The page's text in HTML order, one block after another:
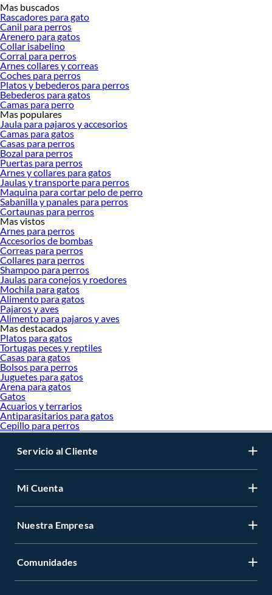
Desde remodelaciones hasta proyectos de decoración, estamos aquí para hacer
tus ideas realidad. ¡Visítanos y encuentra todo lo que tenemos para ofrecerte en
Alimento para perros!
Explora la variedad de productos de Alimento para perros en Sodimac
Herramientas, materiales y accesorios de calidad para tus proyectos y
renovación de espacios. ¡Visítanos y descubre todo lo que tenemos para
ofrecerte!
Encuentra una amplia variedad de productos de Alimento para perros en
Sodimac. Encuentra todo lo necesario para tus proyectos de renovación y
decoración. ¡Visítanos y haz tus ideas realidad!
Mas buscados
Rascadores para gato
Canil para perros
Arenero para gatos
Collar isabelino
Corral para perros
Arnes collares y correas
Coches para perros
Platos y bebederos para perros
Bebederos para gatos
Camas para perro
Mas populares
Jaula para pajaros y accesorios
Camas para gatos
Casas para perros
Bozal para perros
Puertas para perros
Arnes y collares para gatos
Jaulas y transporte para perros
Maquina para cortar pelo de perro
Sabanilla y panales para perros
Cortaunas para perros
Mas vistos
Arnes para perros
Accesorios de bombas
Correas para perros
Collares para perros
Shampoo para perros
Jaulas para conejos y roedores
Mochila para gatos
Alimento para gatos
Pajaros y aves
Alimento para pajaros y aves
Mas destacados
Platos para gatos
Tortugas peces y reptiles
Casas para gatos
Bolsos para perros
Juguetes para gatos
Arena para gatos
Gatos
Acuarios y terrarios
Antiparasitarios para gatos
Cepillo para perros
Servicio al Cliente
Mi Cuenta
Nuestra Empresa
Comunidades